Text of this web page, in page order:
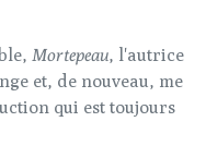
Mortepeau, l'autrice
et, de nouveau, me
qui est toujours